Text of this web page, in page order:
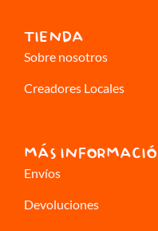
TIENDA
Sobre nosotros
Creadores Locales
MÁS
Envíos
Devoluciones